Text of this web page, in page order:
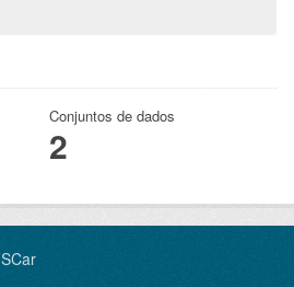
Conjuntos de dados
2